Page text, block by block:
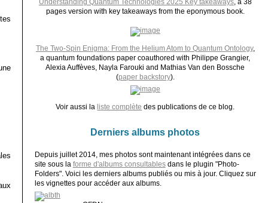
Understanding Quantum Technologies 2025 Key takeaways, a 38
pages version with key takeaways from the eponymous book.
The Two-Spin Enigma: From the Helium Atom to Quantum Ontology,
a quantum foundations paper coauthored with Philippe Grangier,
Alexia Auffèves, Nayla Farouki and Mathias Van den Bossche
(paper backstory).
Voir aussi la liste complète des publications de ce blog.
Derniers albums photos
Depuis juillet 2014, mes photos sont maintenant intégrées dans ce
site sous la forme d'albums consultablesdans le plugin "Photo-
Folders". Voici les derniers albums publiés ou mis à jour. Cliquez sur
les vignettes pour accéder aux albums.